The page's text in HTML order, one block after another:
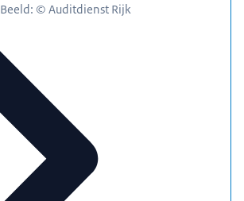
Beeld: © Auditdienst Rijk